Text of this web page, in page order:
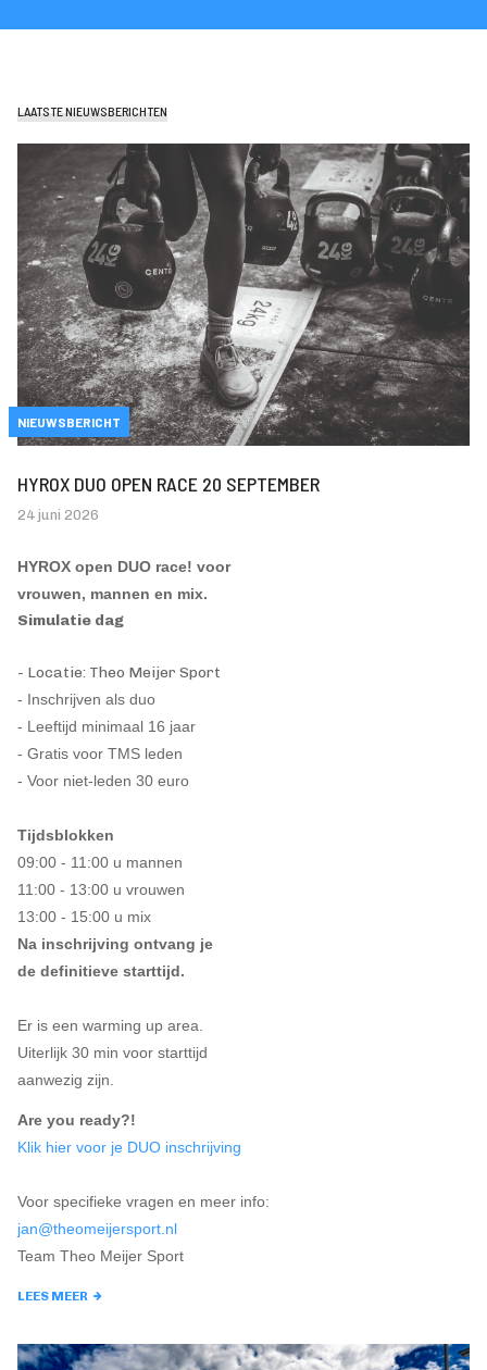
LAATSTE NIEUWSBERICHTEN
NIEUWSBERICHT
HYROX DUO OPEN RACE 20 SEPTEMBER
24 juni 2026
HYROX open DUO race! voor
vrouwen, mannen en mix.
Simulatie dag
- Locatie: Theo Meijer Sport
- Inschrijven als duo
- Leeftijd minimaal 16 jaar
- Gratis voor TMS leden
- Voor niet-leden 30 euro
Tijdsblokken
09:00 - 11:00 u mannen
11:00 - 13:00 u vrouwen
13:00 - 15:00 u mix
Na inschrijving ontvang je
de definitieve starttijd.
Er is een warming up area.
Uiterlijk 30 min voor starttijd
aanwezig zijn.
Are you ready?!
Klik hier voor je DUO inschrijving
Voor specifieke vragen en meer info:
jan@theomeijersport.nl
Team Theo Meijer Sport
LEES MEER